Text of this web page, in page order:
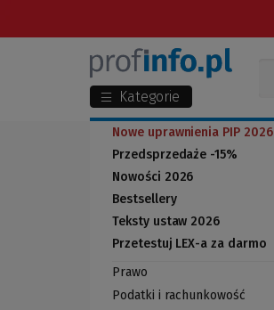
Kategorie
Nowe uprawnienia PIP 2026
Przedsprzedaże -15%
Nowości 2026
Bestsellery
Teksty ustaw 2026
Przetestuj LEX-a za darmo
(Nowe
okno)
(Link
do
innej
strony)
Prawo
Podatki i rachunkowość